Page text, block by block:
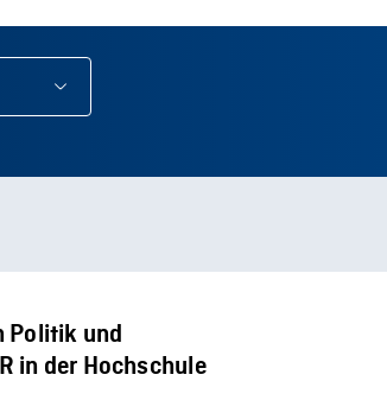
Politik und
in der Hochschule